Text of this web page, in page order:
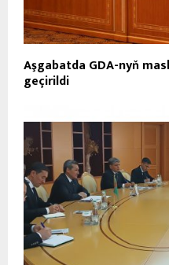
Aşgabatda GDA-nyň
geçirildi